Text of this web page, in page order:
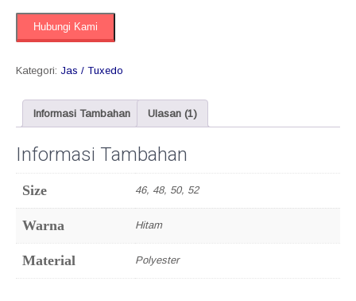
Hubungi Kami
Kategori: Jas / Tuxedo
Informasi Tambahan Ulasan (1)
Informasi Tambahan
Size 46, 48, 50, 52
Warna Hitam
Material Polyester